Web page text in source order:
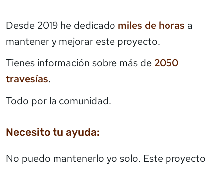
Desde 2019 he dedicado miles de horas a
mantener y mejorar este proyecto.
Tienes información sobre más de 2050
travesías.
Todo por la comunidad.
Necesito tu ayuda:
No puedo mantenerlo yo solo. Este proyecto